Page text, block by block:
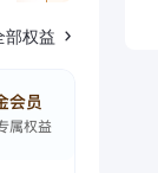
部权益